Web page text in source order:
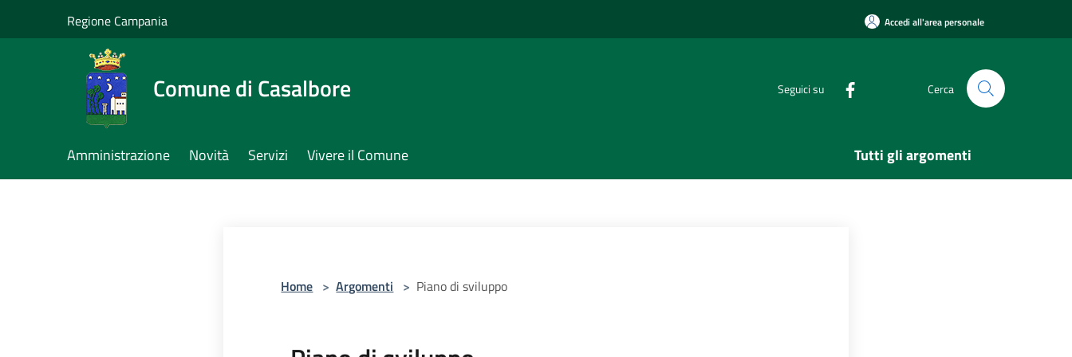
Regione Campania Accedi all'area personale
Comune di Casalbore Seguici su Cerca
Amministrazione Novità Servizi Vivere il Comune Tutti gli argomenti
Home > Argomenti > Piano di sviluppo